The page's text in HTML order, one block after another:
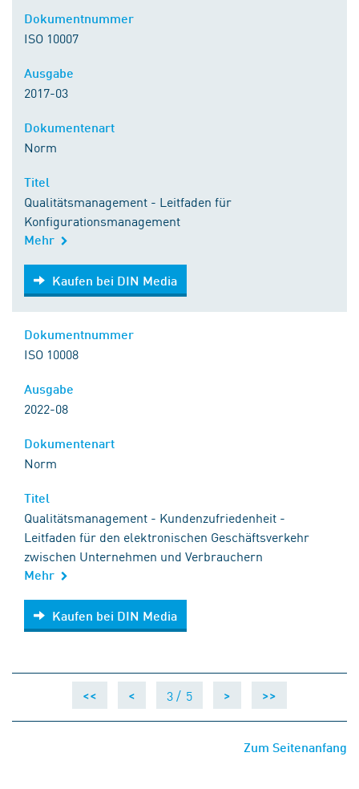
ISO 10007
2017-03
Norm
Qualitätsmanagement - Leitfaden für
Konfigurationsmanagement
Mehr
Kaufen bei DIN Media
Kaufen bei DIN Media
ISO 10008
2022-08
Norm
Qualitätsmanagement - Kundenzufriedenheit -
Leitfaden für den elektronischen Geschäftsverkehr
zwischen Unternehmen und Verbrauchern
Mehr
Kaufen bei DIN Media
Kaufen bei DIN Media
<< < 3 / 5 > >>
Zum Seitenanfang